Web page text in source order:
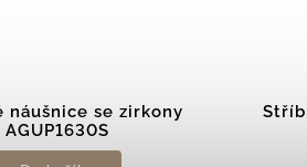
náušnice se zirkony
AGUP1630S